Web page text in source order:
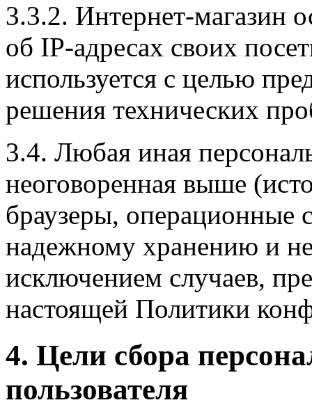
3.3.2. Интернет-магазин
об IP-адресах своих
используется с целью
решения технических
3.4. Любая иная
неоговоренная выше
браузеры, операционные
надежному хранению и
исключением случаев,
настоящей Политики
4. Цели сбора
пользователя